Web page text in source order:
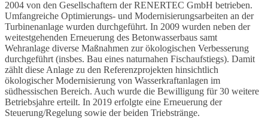
2004 von den Gesellschaftern der RENERTEC GmbH betrieben.
Umfangreiche Optimierungs- und Modernisierungsarbeiten an der
Turbinenanlage wurden durchgeführt. In 2009 wurden neben der
weitestgehenden Erneuerung des Betonwasserbaus samt
Wehranlage diverse Maßnahmen zur ökologischen Verbesserung
durchgeführt (insbes. Bau eines naturnahen Fischaufstiegs). Damit
zählt diese Anlage zu den Referenzprojekten hinsichtlich
ökologischer Modernisierung von Wasserkraftanlagen im
südhessischen Bereich. Auch wurde die Bewilligung für 30 weitere
Betriebsjahre erteilt. In 2019 erfolgte eine Erneuerung der
Steuerung/Regelung sowie der beiden Triebstränge.